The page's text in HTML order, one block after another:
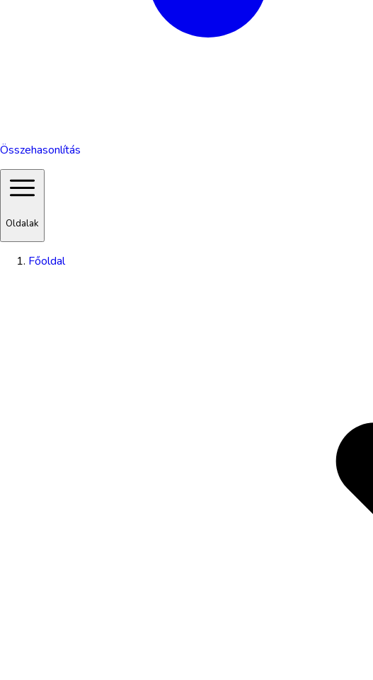
Összehasonlítás
Oldalak
Főoldal